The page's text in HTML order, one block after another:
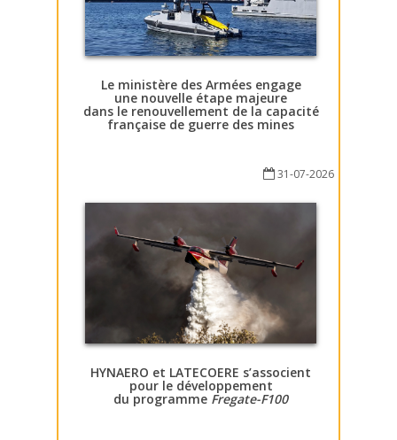
Le ministère des Armées engage
une nouvelle étape majeure
dans le renouvellement de la capacité
française de guerre des mines
31-07-2026
HYNAERO et LATECOERE s’associent
pour le développement
du programme Fregate-F100